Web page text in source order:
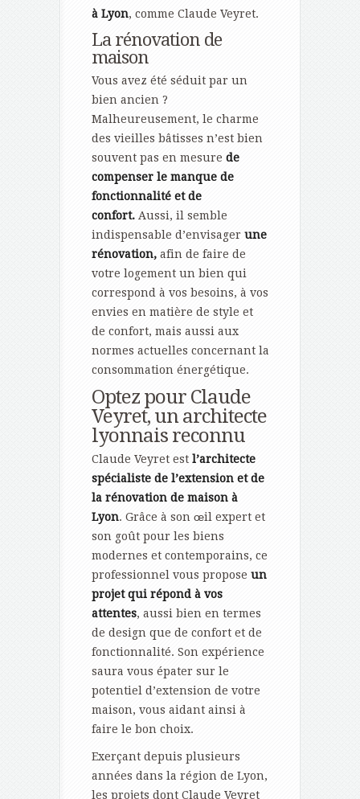
à Lyon, comme Claude Veyret.
La rénovation de
maison
Vous avez été séduit par un
bien ancien ?
Malheureusement, le charme
des vieilles bâtisses n’est bien
souvent pas en mesure de
compenser le manque de
fonctionnalité et de
confort. Aussi, il semble
indispensable d’envisager une
rénovation, afin de faire de
votre logement un bien qui
correspond à vos besoins, à vos
envies en matière de style et
de confort, mais aussi aux
normes actuelles concernant la
consommation énergétique.
Optez pour Claude
Veyret, un architecte
lyonnais reconnu
Claude Veyret est l’architecte
spécialiste de l’extension et de
la rénovation de maison à
Lyon. Grâce à son œil expert et
son goût pour les biens
modernes et contemporains, ce
professionnel vous propose un
projet qui répond à vos
attentes, aussi bien en termes
de design que de confort et de
fonctionnalité. Son expérience
saura vous épater sur le
potentiel d’extension de votre
maison, vous aidant ainsi à
faire le bon choix.
Exerçant depuis plusieurs
années dans la région de Lyon,
les projets dont Claude Veyret